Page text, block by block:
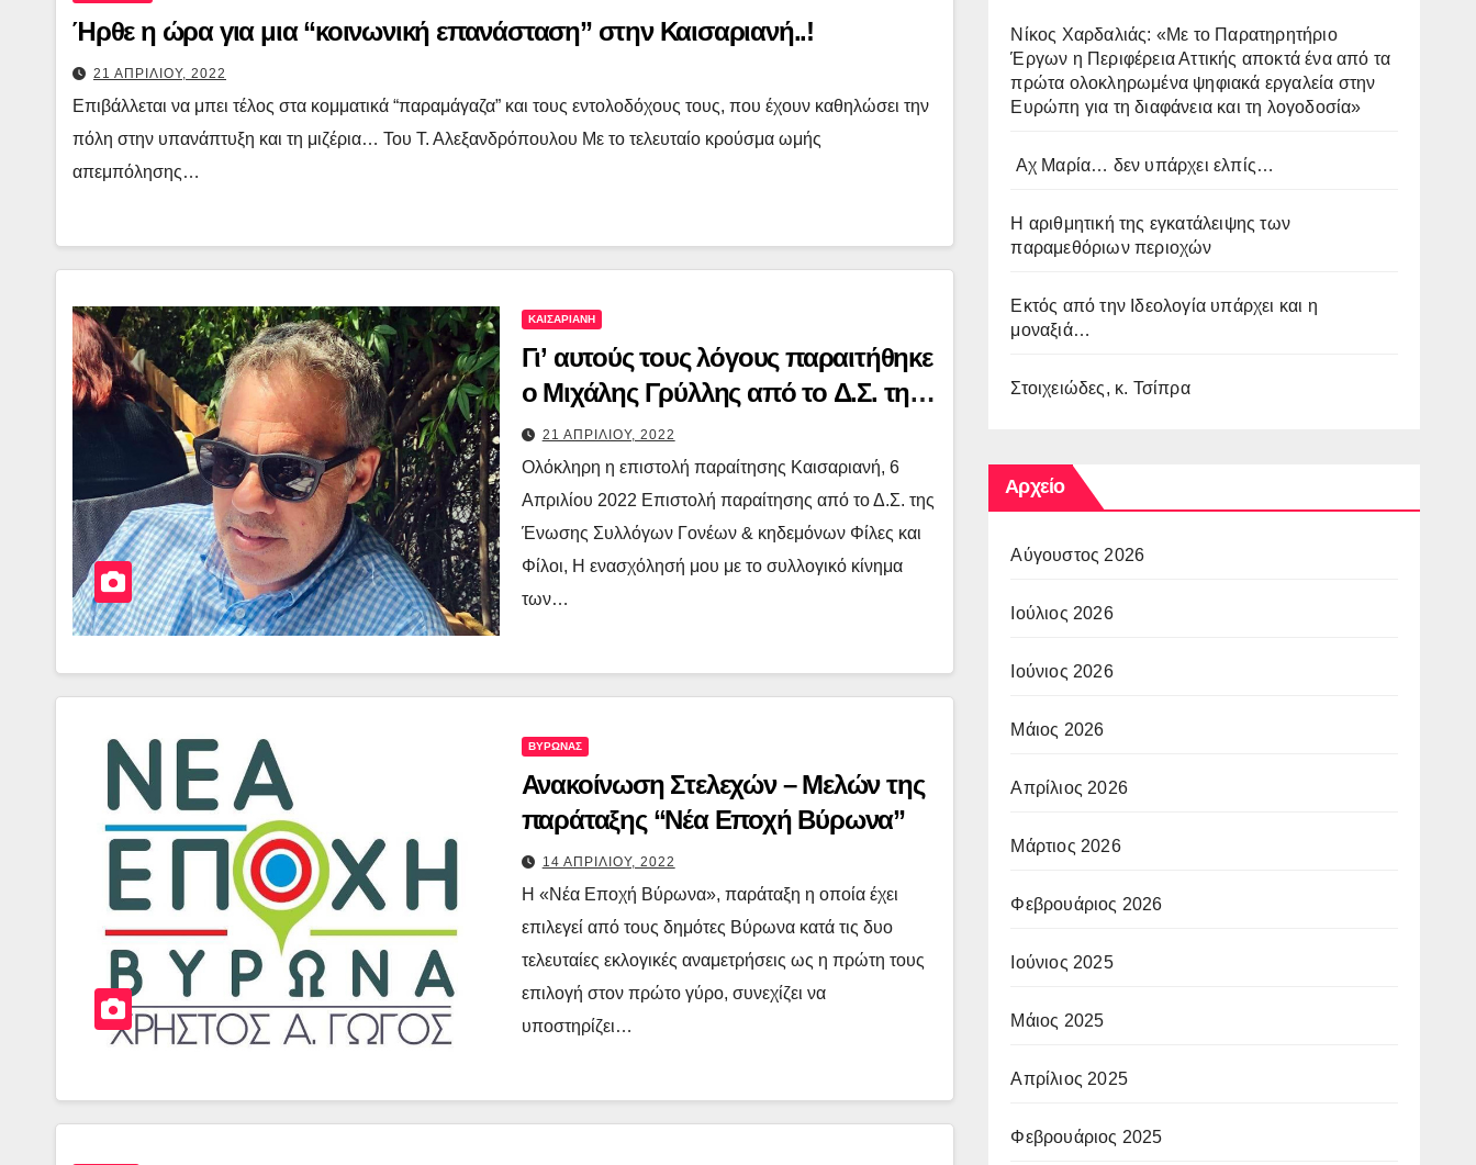
Ήρθε η ώρα για μια “κοινωνική επανάσταση” στην Καισαριανή..!
21 ΑΠΡΙΛΙΟΥ, 2022
Επιβάλλεται να μπει τέλος στα κομματικά “παραμάγαζα” και τους εντολοδόχους τους, που έχουν καθηλώσει την
πόλη στην υπανάπτυξη και τη μιζέρια… Του Τ. Αλεξανδρόπουλου Με το τελευταίο κρούσμα ωμής
απεμπόλησης…
ΚΑΙΣΑΡΙΑΝΗ
Γι’ αυτούς τους λόγους παραιτήθηκε
ο Μιχάλης Γρύλλης από το Δ.Σ. της
Ένωσης Συλλόγων Γονέων &
κηδεμόνων Καισαριανής
21 ΑΠΡΙΛΙΟΥ, 2022
Ολόκληρη η επιστολή παραίτησης Καισαριανή, 6
Απριλίου 2022 Επιστολή παραίτησης από το Δ.Σ. της
Ένωσης Συλλόγων Γονέων & κηδεμόνων Φίλες και
Φίλοι, Η ενασχόλησή μου με το συλλογικό κίνημα
των…
ΒΥΡΩΝΑΣ
Ανακοίνωση Στελεχών – Μελών της
παράταξης “Νέα Εποχή Βύρωνα”
14 ΑΠΡΙΛΙΟΥ, 2022
Η «Νέα Εποχή Βύρωνα», παράταξη η οποία έχει
επιλεγεί από τους δημότες Βύρωνα κατά τις δυο
τελευταίες εκλογικές αναμετρήσεις ως η πρώτη τους
επιλογή στον πρώτο γύρο, συνεχίζει να
υποστηρίζει…
Νίκος Χαρδαλιάς: «Με το Παρατηρητήριο
Έργων η Περιφέρεια Αττικής αποκτά ένα από τα
πρώτα ολοκληρωμένα ψηφιακά εργαλεία στην
Ευρώπη για τη διαφάνεια και τη λογοδοσία»
Αχ Μαρία… δεν υπάρχει ελπίς…
Η αριθμητική της εγκατάλειψης των
παραμεθόριων περιοχών
Εκτός από την Ιδεολογία υπάρχει και η
μοναξιά…
Στοιχειώδες, κ. Τσίπρα
Αρχείο
Αύγουστος 2026
Ιούλιος 2026
Ιούνιος 2026
Μάιος 2026
Απρίλιος 2026
Μάρτιος 2026
Φεβρουάριος 2026
Ιούνιος 2025
Μάιος 2025
Απρίλιος 2025
Φεβρουάριος 2025